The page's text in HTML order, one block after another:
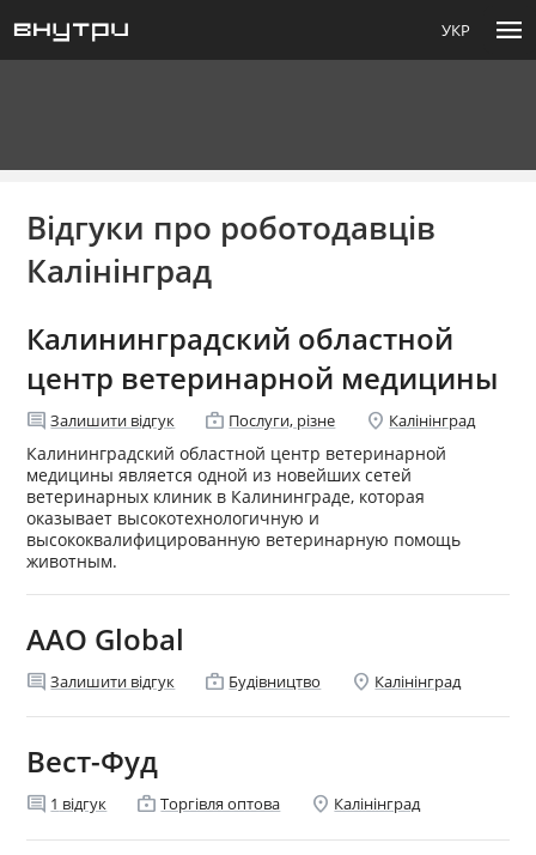
УКР menu
Відгуки про роботодавців
Калінінград
Калининградский областной
центр ветеринарной медицины
comment Залишити відгук enterprise Послуги, різне location_on Калінінград
Калининградский областной центр ветеринарной
медицины является одной из новейших сетей
ветеринарных клиник в Калининграде, которая
оказывает высокотехнологичную и
высококвалифицированную ветеринарную помощь
животным.
AAO Global
comment Залишити відгук enterprise Будівництво location_on Калінінград
Вест-Фуд
comment 1 відгук enterprise Торгівля оптова location_on Калінінград